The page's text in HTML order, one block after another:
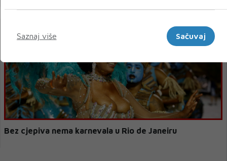
Bez cjepiva nema karnevala u Rio de Janeiru
Saznaj više
Sačuvaj